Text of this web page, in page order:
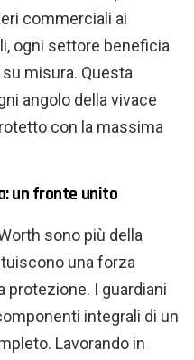
commerciali ai
ogni settore beneficia
misura. Questa
angolo della vivace
con la massima
un fronte unito
sono più della
una forza
protezione. I guardiani
integrali di un
Lavorando in